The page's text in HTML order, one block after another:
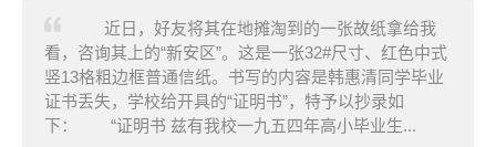
近日，好友将其在地摊淘到的一张故纸拿给我
看，咨询其上的“新安区”。这是一张32#尺寸、红色中式
竖13格粗边框普通信纸。书写的内容是韩惠清同学毕业
证书丢失，学校给开具的“证明书”，特予以抄录如
下： “证明书 兹有我校一九五四年高小毕业生...